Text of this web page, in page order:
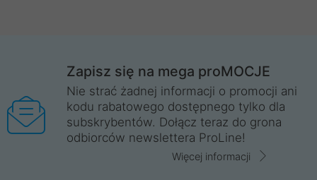
Zapisz się na mega proMOCJE
Nie strać żadnej informacji o promocji ani
kodu rabatowego dostępnego tylko dla
subskrybentów. Dołącz teraz do grona
odbiorców newslettera ProLine!
Więcej informacji